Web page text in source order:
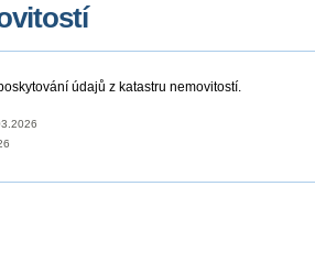
údajů z katastru nemovitostí.